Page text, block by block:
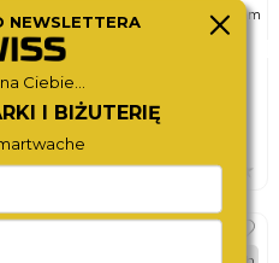
zegarek męski ø42mm
CITIZEN
QUARTZ CHRONO
AN8190-51L
770,-
DO KOSZYKA
2 wersje
NEWSLETTERA
Ciebie...
I BIŻUTERIĘ